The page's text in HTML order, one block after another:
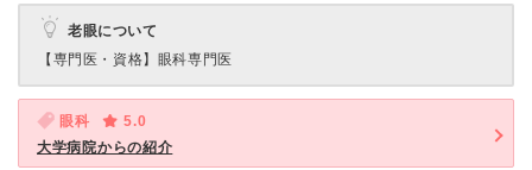
老眼について
【専門医・資格】 眼科専門医
眼科
5.0
大学病院からの紹介